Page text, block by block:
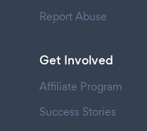
Report Abuse
Get Involved
Affiliate Program
Success Stories